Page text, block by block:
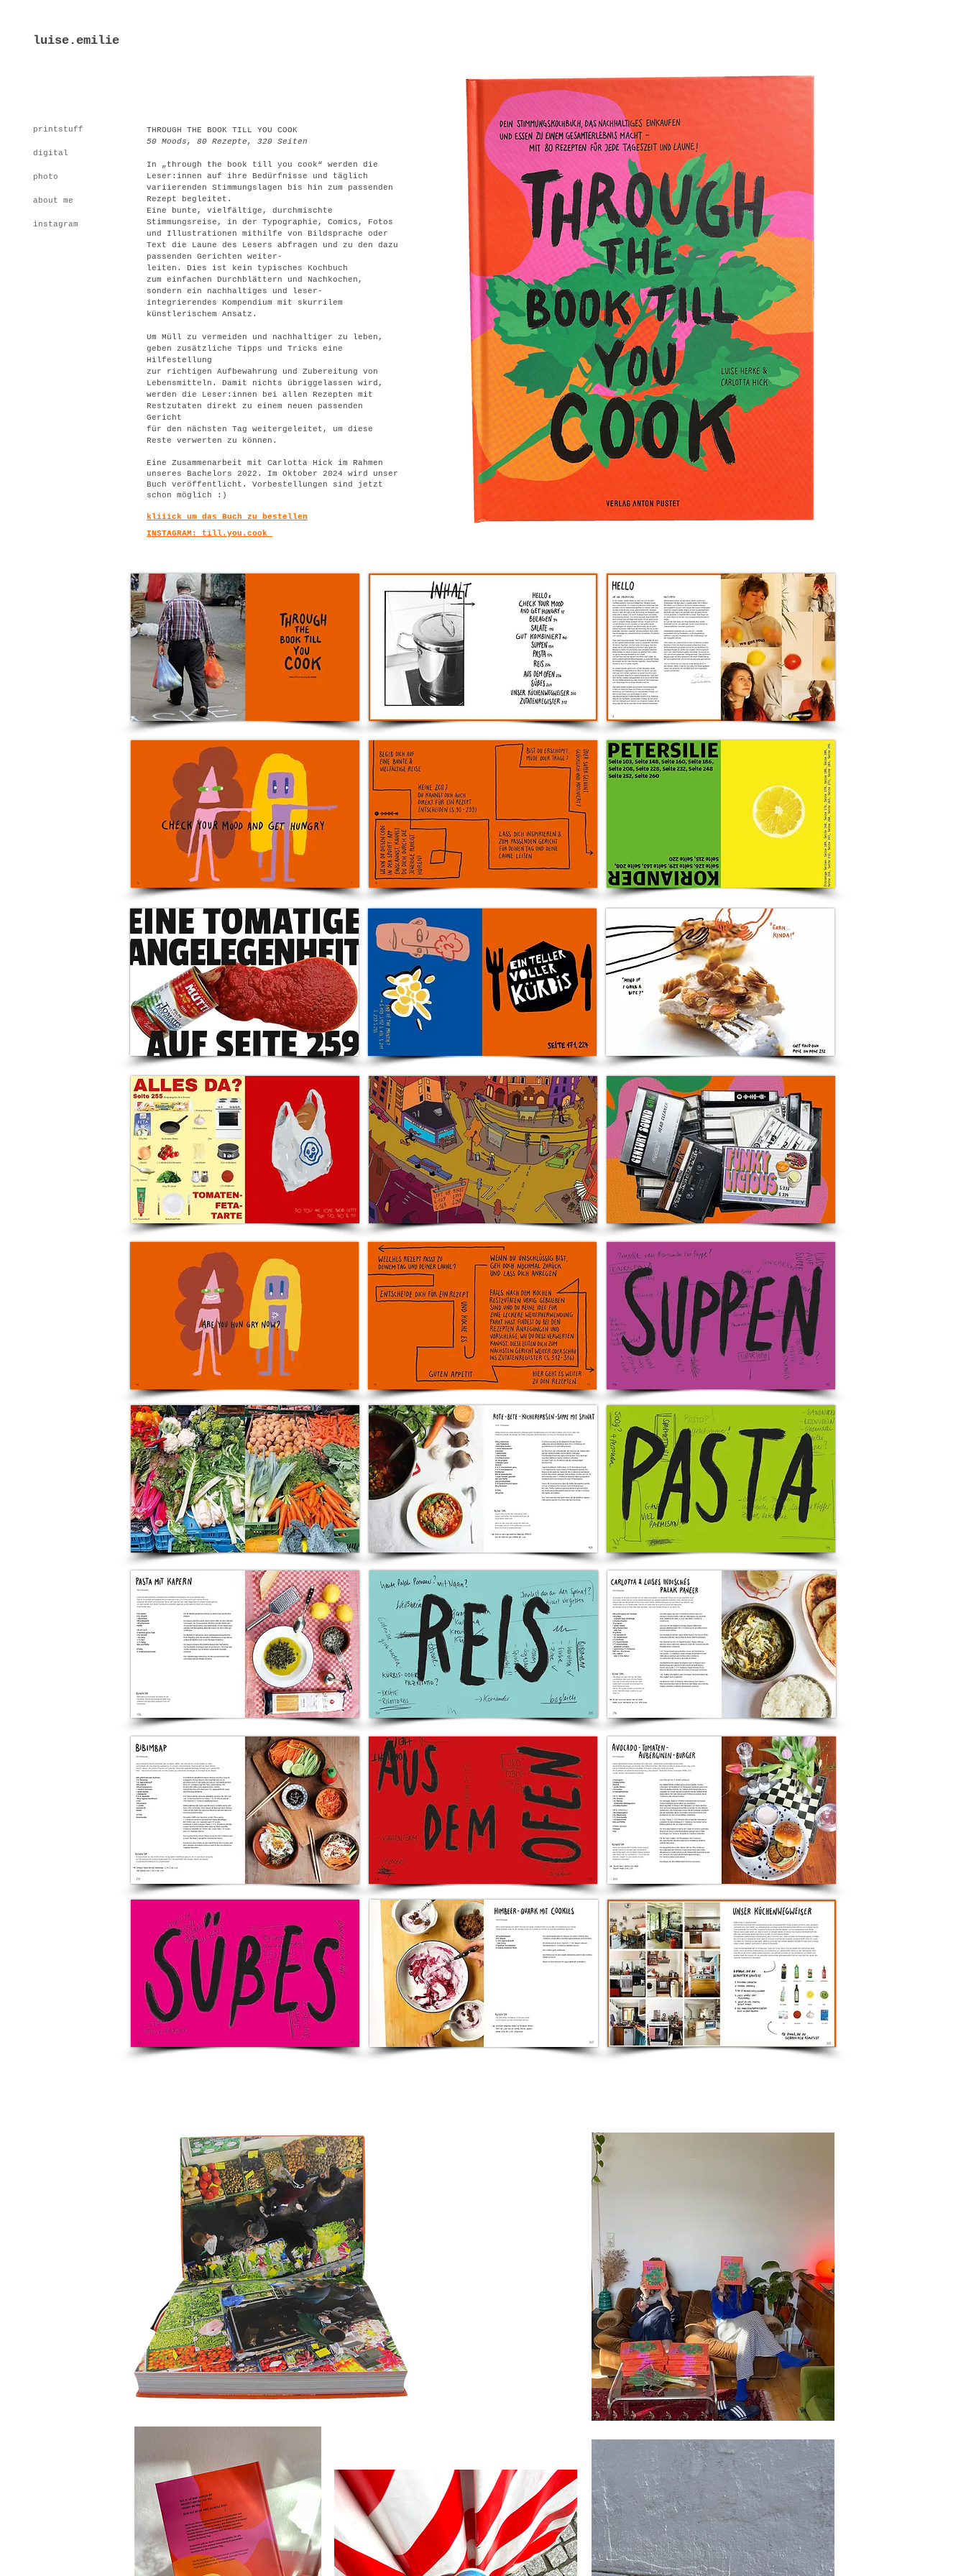
luise.emilie
printstuff
digital
photo
about me
instagram
THROUGH THE BOOK TILL YOU COOK
50 Moods, 80 Rezepte, 320 Seiten
In „through the book till you cook“ werden die
Leser:innen auf ihre Bedürfnisse und täglich
variierenden Stimmungslagen bis hin zum passenden
Rezept begleitet.
Eine bunte, vielfältige, durchmischte
Stimmungsreise, in der Typographie, Comics, Fotos
und Illustrationen mithilfe von Bildsprache oder
Text die Laune des Lesers abfragen und zu den dazu
passenden Gerichten weiter-
leiten. Dies ist kein typisches Kochbuch
zum einfachen Durchblättern und Nachkochen,
sondern ein nach haltiges und leser-
integrierendes Kompendium mit skurrilem
künstlerischem Ansatz.
Um Müll zu vermeiden und nach haltiger zu leben,
geben zusätzliche Tipps und Tricks eine
Hilfestellung
zur richtigen Aufbewahrung und Zubereitung von
Lebensmitteln. Damit nichts übriggelassen wird,
werden die Leser:innen bei allen Rezepten mit
Restzutaten direkt zu einem neuen passenden
Gericht
für den nächsten Tag weitergeleitet, um diese
Reste verwerten zu können.
Eine Zusammenarbeit mit Carlotta Hick im Rahmen
unseres Bachelors 2022. Im Oktober 2024 wird unser
Buch veröffentlicht. Vorbestellungen sind jetzt
schon möglich :)
kliiick um das Buch zu bestellen
INSTAGRAM: till.you.cook